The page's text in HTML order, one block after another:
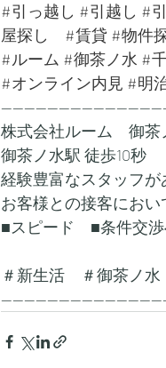
#引っ越し #引越し #
屋探し
#賃貸 #物件
#ルーム #御茶ノ水 #
#オンライン内見 #明
株式会社ルーム　御茶
御茶ノ水駅 徒歩10秒
経験豊富なスタッフが
お客様との接客にお
■スピード　■条件交
＃新生活　＃御茶ノ水